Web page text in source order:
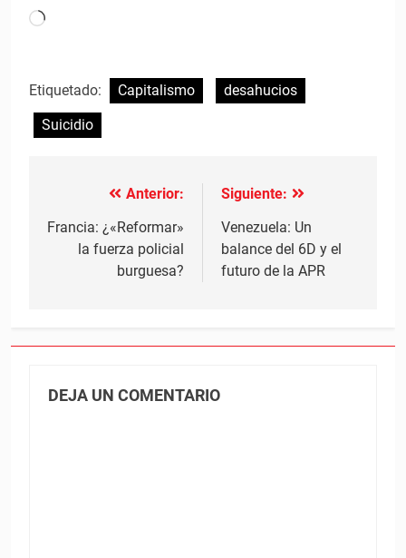
Cargando...
Etiquetado: Capitalismo
desahucios
Suicidio
Navegación
de
entradas
Anterior:
Francia: ¿«Reformar»
la fuerza policial
burguesa?
Siguiente:
Venezuela: Un
balance del 6D y el
futuro de la APR
DEJA UN COMENTARIO